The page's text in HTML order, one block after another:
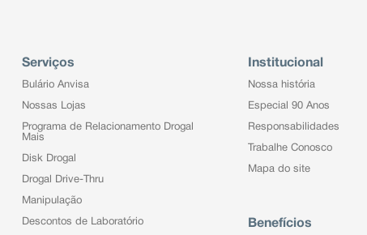
Serviços
Bulário Anvisa
Nossas Lojas
Programa de Relacionamento Drogal
Mais
Disk Drogal
Drogal Drive-Thru
Manipulação
Descontos de Laboratório
Institucional
Nossa história
Especial 90 Anos
Responsabilidades
Trabalhe Conosco
Mapa do site
Benefícios